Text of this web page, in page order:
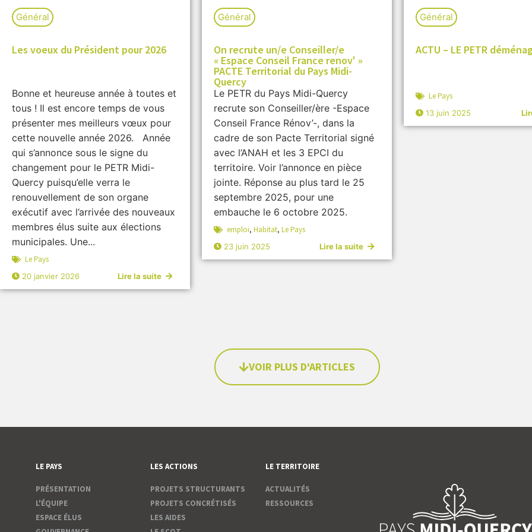
Général
Les voeux du Président pour 2026
Bonne et heureuse année à toutes et
tous ! Il est encore temps de vous
présenter mes meilleurs vœux pour
cette nouvelle année 2026. Année
qui s’annonce sous le signe du
changement pour le PETR Midi-
Quercy puisqu’elle verra le
renouvellement de son organe
exécutif avec l’arrivée des nouveaux
membres élus suite aux élections
municipales. Une...
Le Pays
20 janvier 2026 Lire la suite
Général
On recrute un/e Conseiller/e
« Espace Conseil France renov' »
PACTE Territorial du Pays Midi-
Quercy
Le PETR du Pays Midi-Quercy
recrute son Conseiller/ère -Espace
Conseil France Rénov’-, dans la
cadre de son Pacte Territorial signé
avec l’ANAH et les 3 EPCI du
territoire. Voir l’annonce en pièce
jointe. Réponse au plus tard le 25
septembre 2025, pour une
embauche le 6 octobre 2025.
emploi, Habitat, Le Pays
23 juin 2025 Lire la suite
Général
ACTU – LE PETR
Le Pays
13 juin 2025
VOIR PLUS D'ARTICLES
LE PAYS
PRÉSENTATION
L'ÉQUIPE
ESPACE ÉLUS
LES ACTIONS
PROJETS STRUCTURANTS
PROJETS CONCRÉTISÉS
LES AIDES
LE TERRITOIRE
ACTUALITÉS
RESSOURCES